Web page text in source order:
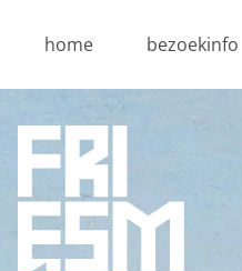
home bezoekinfo